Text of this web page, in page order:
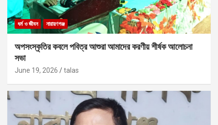
ধর্ম ও জীবন নারায়ণগঞ্জ
অপসংস্কৃতির কবলে পবিত্র আশুরা আমাদের করণীয় শীর্ষক আলোচনা
সভা
June 19, 2026 talas